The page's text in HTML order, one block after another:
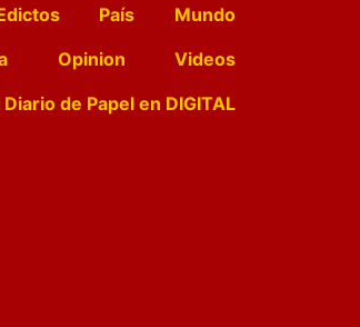
País
Mundo
Opinion
Videos
Diario de Papel en DIGITAL